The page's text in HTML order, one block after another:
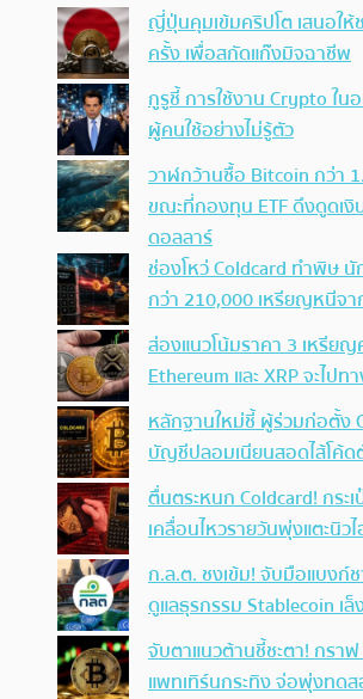
ญี่ปุ่นคุมเข้มคริปโต เสนอให้
ครั้ง เพื่อสกัดแก๊งมิจฉาชีพ
กูรูชี้ การใช้งาน Crypto ใน
ผู้คนใช้อย่างไม่รู้ตัว
วาฬกว้านซื้อ Bitcoin กว่า
ขณะที่กองทุน ETF ดึงดูดเ
ดอลลาร์
ช่องโหว่ Coldcard ทำพิษ
กว่า 210,000 เหรียญหนีจา
ส่องแนวโน้มราคา 3 เหรีย
Ethereum และ XRP จะไปท
หลักฐานใหม่ชี้ ผู้ร่วมก่อตั้ง
บัญชีปลอมเนียนสอดไส้โค้ด
ตื่นตระหนก Coldcard! กระ
เคลื่อนไหวรายวันพุ่งแตะนิว
ก.ล.ต. ชงเข้ม! จับมือแบงก์
ดูแลธุรกรรม Stablecoin เ
จับตาแนวต้านชี้ชะตา! กรา
แพทเทิร์นกระทิง จ่อพุ่งทด